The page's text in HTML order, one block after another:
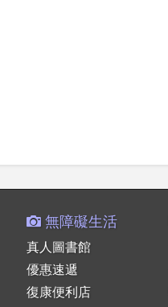
無障礙生活
真人圖書館
優惠速遞
復康便利店